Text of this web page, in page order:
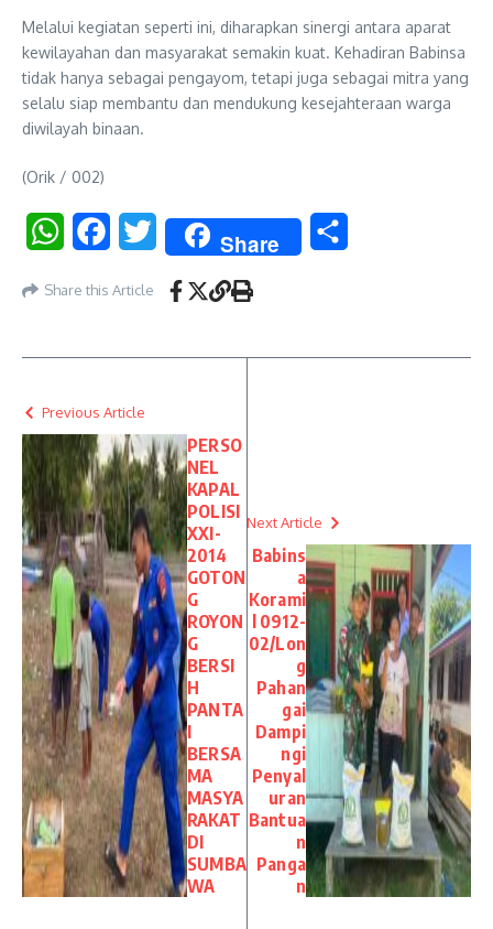
Melalui kegiatan seperti ini, diharapkan sinergi antara aparat
kewilayahan dan masyarakat semakin kuat. Kehadiran Babinsa
tidak hanya sebagai pengayom, tetapi juga sebagai mitra yang
selalu siap membantu dan mendukung kesejahteraan warga
diwilayah binaan.
(Orik / 002)
WhatsAppFacebookTwitter Share
Share this Article
Previous Article
PERSO
NEL
KAPAL
POLISI
XXI-
2014
GOTON
G
ROYON
G
BERSI
H
PANTA
I
BERSA
MA
MASYA
RAKAT
DI
SUMBA
WA
Next Article
Babins
a
Korami
l 0912-
02/Lon
g
Pahan
gai
Dampi
ngi
Penyal
uran
Bantua
n
Panga
n